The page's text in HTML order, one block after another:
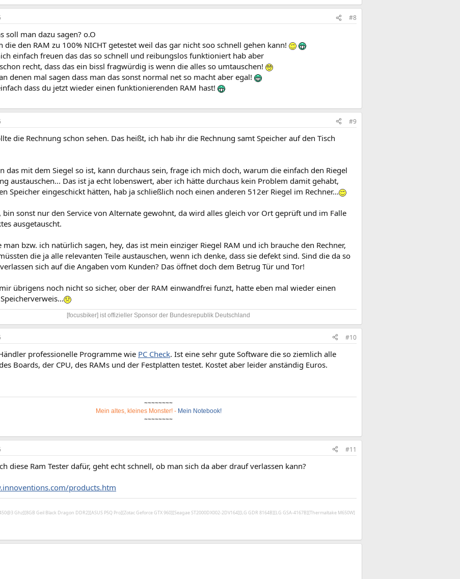
#8
soll man dazu sagen? o.O
die den RAM zu 100% NICHT getestet weil das gar nicht soo schnell gehen kann!
einfach freuen das das so schnell und reibungslos funktioniert hab aber
recht, dass das ein bissl fragwürdig is wenn die alles so umtauschen!
denen mal sagen dass man das sonst normal net so macht aber egal!
dass du jetzt wieder einen funktionierenden RAM hast!
#9
die Rechnung schon sehen. Das heißt, ich hab ihr die Rechnung samt Speicher auf den Tisch
das mit dem Siegel so ist, kann durchaus sein, frage ich mich doch, warum die einfach den Riegel
austauschen... Das ist ja echt lobenswert, aber ich hätte durchaus kein Problem damit gehabt,
Speicher eingeschickt hätten, hab ja schließlich noch einen anderen 512er Riegel im Rechner...
bin sonst nur den Service von Alternate gewohnt, da wird alles gleich vor Ort geprüft und im Falle
ausgetauscht.
man bzw. ich natürlich sagen, hey, das ist mein einziger Riegel RAM und ich brauche den Rechner,
die ja alle relevanten Teile austauschen, wenn ich denke, dass sie defekt sind. Sind die da so
sich auf die Angaben vom Kunden? Das öffnet doch dem Betrug Tür und Tor!
übrigens noch nicht so sicher, ober der RAM einwandfrei funzt, hatte eben mal wieder einen
[focusbiker] ist offizieller Sponsor der Bundesrepublik Deutschland​
#10
professionelle Programme wie PC Check. Ist eine sehr gute Software die so ziemlich alle
Boards, der CPU, des RAMs und der Festplatten testet. Kostet aber leider anständig Euros.
~~~~~~~~
Mein altes, kleines Monster!- Mein Notebook!
~~~~~~~~
#11
diese Ram Tester dafür, geht echt schnell, ob man sich da aber drauf verlassen kann?
products.htm
Ghz][8GB Geil Black Dragon DDR2][ASUS P5Q Pro][Zotac Geforce GTX 960][Seagae ST2000DX002-2DV164][LG GDR 8164B][LG GSA-4167B][Thermaltake M650W]